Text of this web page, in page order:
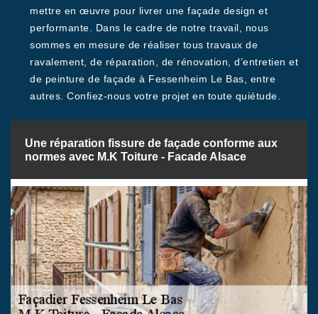
mettre en œuvre pour livrer une façade design et
performante. Dans le cadre de notre travail, nous
sommes en mesure de réaliser tous travaux de
ravalement, de réparation, de rénovation, d’entretien et
de peinture de façade à Fessenheim Le Bas, entre
autres. Confiez-nous votre projet en toute quiétude.
Une réparation fissure de façade conforme aux
normes avec M.K Toiture - Facade Alsace